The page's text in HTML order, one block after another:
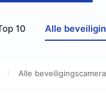
10 Alle
/ Alle